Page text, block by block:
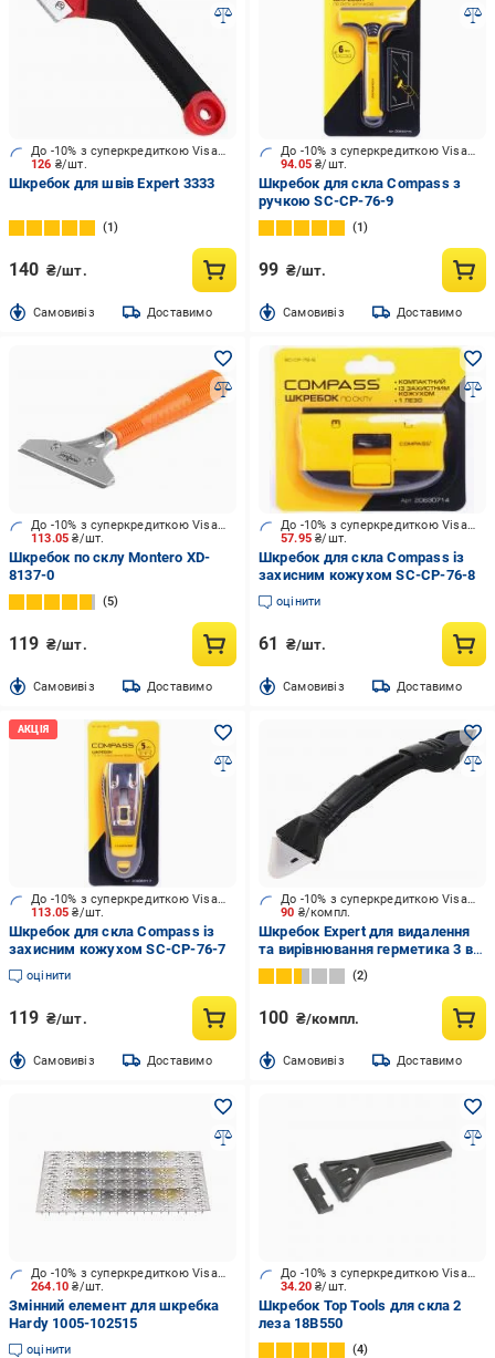
126 ₴/шт.
До -10% з суперкредиткою Visa Вигода
Шкребок для швів Expert 3333
1
140 ₴/шт.
Cамовивіз Доставимо
94.05₴/шт.
До -10% з суперкредиткою Visa Вигода
Шкребок для скла Compass з
ручкою SC-CP-76-9
1
99 ₴/шт.
Cамовивіз Доставимо
113.05₴/шт.
До -10% з суперкредиткою Visa Вигода
Шкребок по склу Montero XD-
8137-0
5
119 ₴/шт.
Cамовивіз Доставимо
57.95₴/шт.
До -10% з суперкредиткою Visa Вигода
Шкребок для скла Compass із
захисним кожухом SC-CP-76-8
оцінити
61 ₴/шт.
Cамовивіз Доставимо
113.05₴/шт.
До -10% з суперкредиткою Visa Вигода
Шкребок для скла Compass із
захисним кожухом SC-CP-76-7
оцінити
119 ₴/шт.
Cамовивіз Доставимо
90 ₴/компл.
До -10% з суперкредиткою Visa Вигода
Шкребок Expert для видалення
та вирівнювання герметика 3 в 1
SASCRP3
2
100 ₴/компл.
Cамовивіз Доставимо
264.10₴/шт.
До -10% з суперкредиткою Visa Вигода
Змінний елемент для шкребка
Hardy 1005-102515
оцінити
34.20₴/шт.
До -10% з суперкредиткою Visa Вигода
Шкребок Top Tools для скла 2
леза 18B550
4